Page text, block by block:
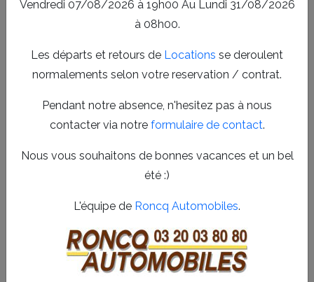
Vendredi 07/08/2026 à 19h00 Au Lundi 31/08/2026
à 08h00.
Les départs et retours de Locations se deroulent
normalements selon votre reservation / contrat.
Pendant notre absence, n'hesitez pas à nous
contacter via notre formulaire de contact.
Nous vous souhaitons de bonnes vacances et un bel
été :)
L'équipe de Roncq Automobiles.
Wasquehal ou dans les environs. Découvrez comment
notre offre complète s’adapte à vos attentes.
Achat et entretien de voiture
d’occasion à Roncq et Wasquehal
Notre service d’ achat voiture occasion Roncq
automobiles Wasquehal vous garantit des véhicules
solutions adaptées pour l’entretien et la réparation afin de
prolonger la vie de votre voiture. Grâce à notre expertise,
vous bénéficiez d’un accompagnement personnalisé,
Large choix de voitures d’occasion révisées et